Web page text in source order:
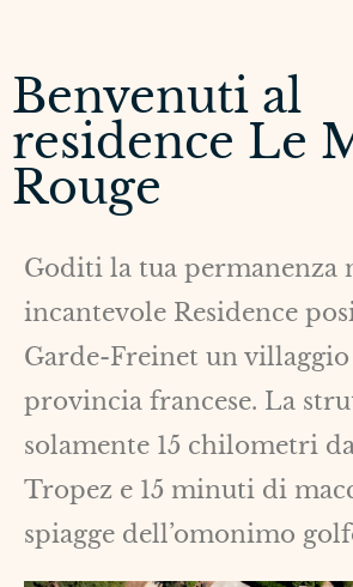
Benvenuti al
residence Le
Rouge
Goditi la tua permanenza
incantevole Residence
Garde-Freinet un
provincia francese. La
solamente 15 chilometri
Tropez e 15 minuti di
spiagge dell’omonimo